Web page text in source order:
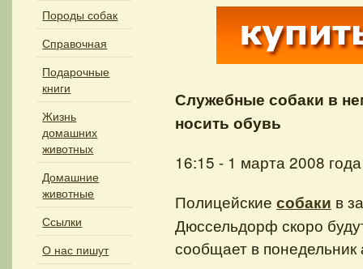
Породы собак
Справочная
Подарочные
книги
Жизнь
домашних
животных
Домашние
животные
Ссылки
О нас пишут
Служебные собаки в
носить обувь
16:15 - 1 марта 2008 года
Полицейские собаки в
Дюссельдорф скоро
сообщает в